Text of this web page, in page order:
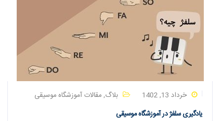
خرداد 13, 1402 بلاگ,مقالات آموزشگاه موسیقی
یادگیری سلفژ در آموزشگاه موسیقی